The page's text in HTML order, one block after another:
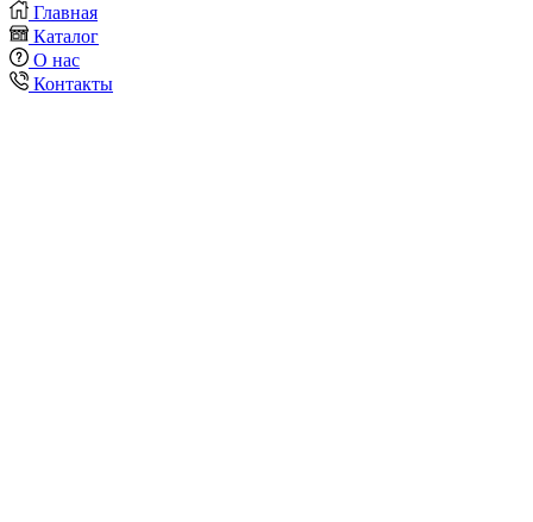
Главная
Каталог
О нас
Контакты